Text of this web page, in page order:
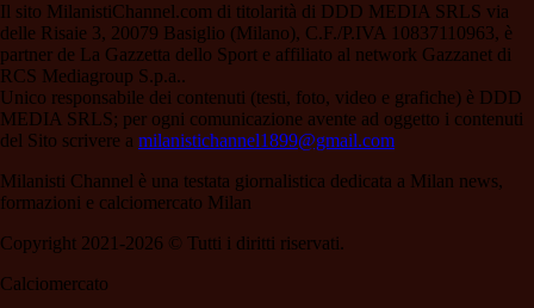
Il sito MilanistiChannel.com di titolarità di DDD MEDIA SRLS via
delle Risaie 3, 20079 Basiglio (Milano), C.F./P.IVA 10837110963, è
partner de La Gazzetta dello Sport e affiliato al network Gazzanet di
RCS Mediagroup S.p.a..
Unico responsabile dei contenuti (testi, foto, video e grafiche) è DDD
MEDIA SRLS; per ogni comunicazione avente ad oggetto i contenuti
del Sito scrivere a milanistichannel1899@gmail.com
Milanisti Channel è una testata giornalistica dedicata a Milan news,
formazioni e calciomercato Milan
Copyright 2021-2026 © Tutti i diritti riservati.
Calciomercato